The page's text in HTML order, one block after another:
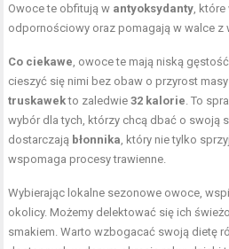
Owoce te obfitują w antyoksydanty ,
odpornościowy oraz pomagają w walce z
Co ciekawe , owoce te mają niską
cieszyć się nimi bez obaw o przyrost masy
truskawekto zaledwie32 kalorie . To
wybór dla tych, którzy chcą dbać o swoją
dostarczają błonnika , który nie tylko
wspomaga procesy trawienne.
Wybierając lokalne sezonowe owoce,
okolicy. Możemy delektować się ich
smakiem. Warto wzbogacać swoją dietę